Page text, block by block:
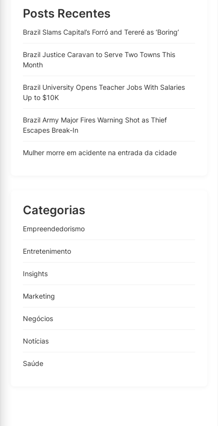
Posts Recentes
Brazil Slams Capital’s Forró and Tereré as ‘Boring’
Brazil Justice Caravan to Serve Two Towns This
Month
Brazil University Opens Teacher Jobs With Salaries
Up to $10K
Brazil Army Major Fires Warning Shot as Thief
Escapes Break-In
Mulher morre em acidente na entrada da cidade
Categorias
Empreendedorismo
Entretenimento
Insights
Marketing
Negócios
Notícias
Saúde